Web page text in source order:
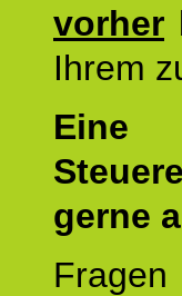
vorher
Ihrem
Eine
gerne